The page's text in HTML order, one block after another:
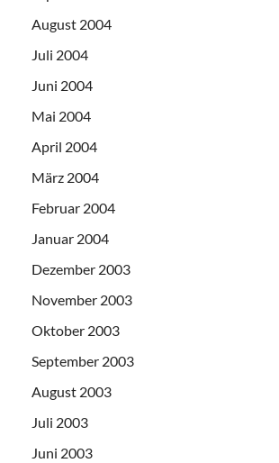
August 2004
Juli 2004
Juni 2004
Mai 2004
April 2004
März 2004
Februar 2004
Januar 2004
Dezember 2003
November 2003
Oktober 2003
September 2003
August 2003
Juli 2003
Juni 2003